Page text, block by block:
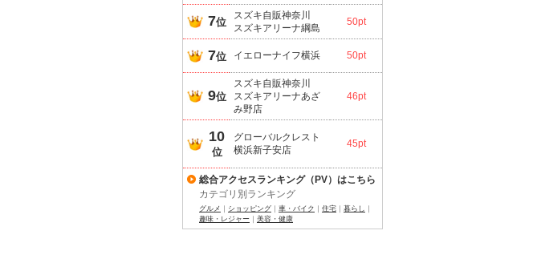
7位
スズキ自販神奈川
スズキアリーナ綱島
50pt
7位 イエローナイフ横浜 50pt
9位
スズキ自販神奈川
スズキアリーナあざ
み野店
46pt
10
位
グローバルクレスト
横浜新子安店
45pt
総合アクセスランキング（PV）はこちら
カテゴリ別ランキング
グルメ ショッピング 車・バイク 住宅 暮らし
趣味・レジャー
美容・健康